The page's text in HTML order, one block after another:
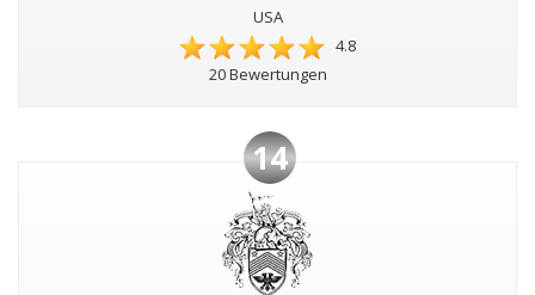
USA
4.8
20 Bewertungen
14